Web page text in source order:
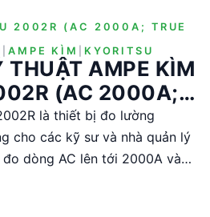
2002R (AC 2000A; TRUE
AMPE KÌM KYORITSU
AMPE KÌM
(AC 2000A;
là thiết bị đo lường
cho các kỹ sư và nhà quản lý
dòng AC lên tới 2000A và
phẩm này đảm bảo độ chính